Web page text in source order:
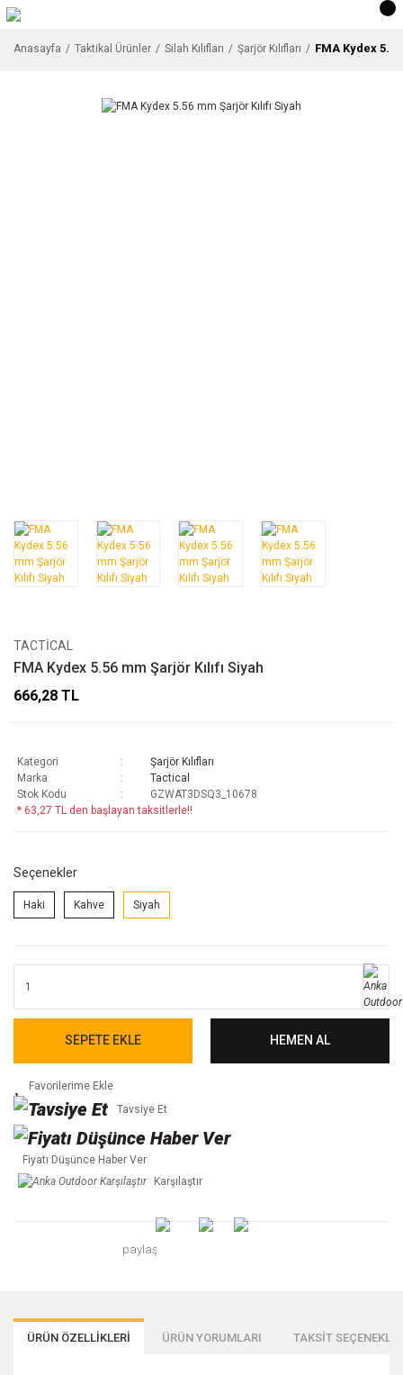
Anasayfa Taktikal Ürünler Silah Kılıfları Şarjör Kılıfları FMA Kydex
TACTICAL
FMA Kydex 5.56 mm Şarjör Kılıfı Siyah
666,28 TL
Kategori
Şarjör Kılıfları
Marka
Tactical
Stok Kodu
GZWAT3DSQ3_10678
* 63,27 TL den başlayan taksitlerle!!
Seçenekler
Haki Kahve Siyah
SEPETE EKLE HEMEN AL
Tavsiye Et
Fiyatı Düşünce Haber Ver
Karşılaştır
paylaş
ÜRÜN ÖZELLİKLERİ ÜRÜN YORUMLARI TAKSİT